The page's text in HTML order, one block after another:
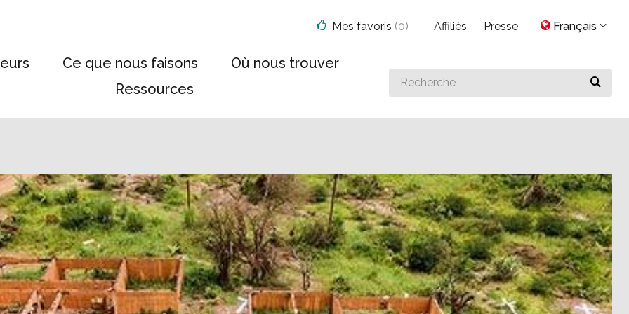
Ce que nous faisons
Où nous trouver
Ressources
Search
for
Mes favoris (0) Affiliés Presse Français